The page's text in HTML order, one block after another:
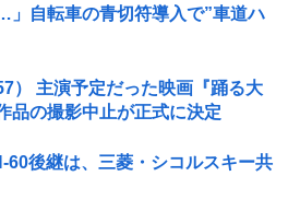
」自転車の青切符導入で”車道ハ
） 主演予定だった映画『踊る大
品の撮影中止が正式に決定
60後継は、三菱・シコルスキー共